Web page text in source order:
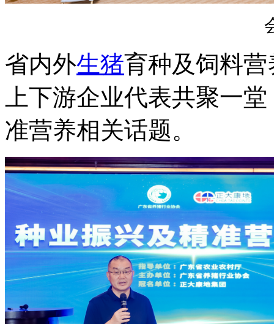
省内外生猪育种及饲料
上下游企业代表共聚一
准营养相关话题。